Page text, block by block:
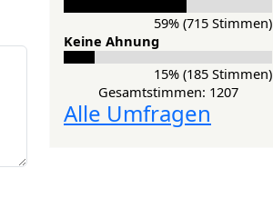
59% (715 Stimmen)
Keine Ahnung
15% (185 Stimmen)
Gesamtstimmen: 1207
Alle Umfragen